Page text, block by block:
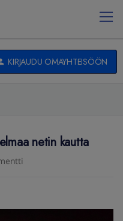
KIRJAUDU OMAYHTEISÖÖN
netin kautta